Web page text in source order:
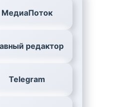
МедиаПоток
редактор
Telegram